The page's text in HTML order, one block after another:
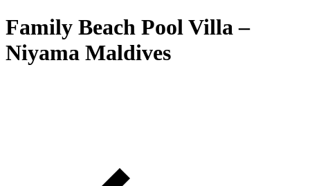
Family Beach Pool Villa –
Niyama Maldives